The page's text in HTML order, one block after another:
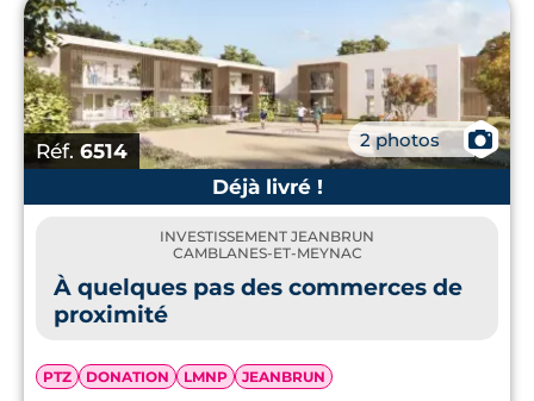
Réf. 6514 2 photos
📷
Déjà livré !
INVESTISSEMENT JEANBRUN
CAMBLANES-ET-MEYNAC
À quelques pas des commerces de
proximité
PTZ DONATION LMNP JEANBRUN